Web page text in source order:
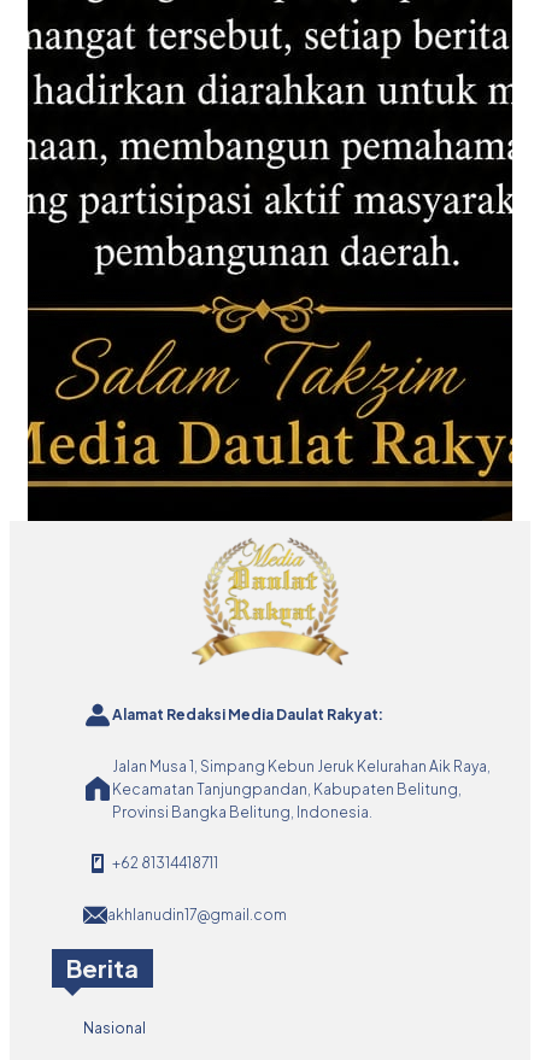
Alamat Redaksi Media Daulat Rakyat:
Jalan Musa 1, Simpang Kebun Jeruk Kelurahan Aik Raya,
Kecamatan Tanjungpandan, Kabupaten Belitung,
Provinsi Bangka Belitung, Indonesia.
+62 81314418711
akhlanudin17@gmail.com
Berita
Nasional